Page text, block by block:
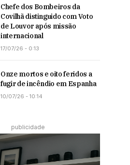
Chefe dos Bombeiros da
Covilhã distinguido com Voto
de Louvor após missão
internacional
17/07/26 - 0:13
Onze mortos e oito feridos a
fugir de incêndio em Espanha
10/07/26 - 10:14
publicidade